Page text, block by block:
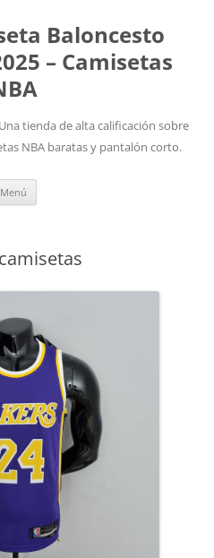
Baloncesto
– Camisetas
tienda de alta calificación sobre
NBA baratas y pantalón corto.
Menú